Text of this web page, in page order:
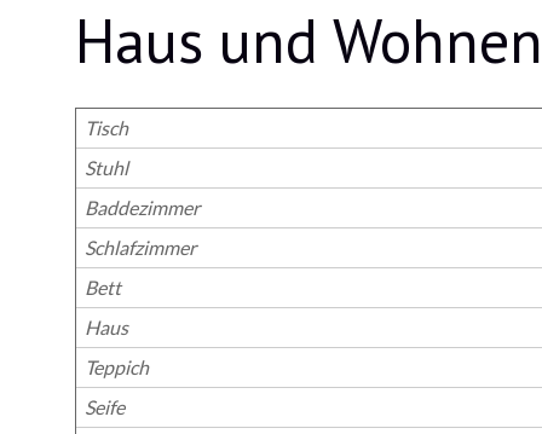
Haus und
Tisch
Stuhl
Baddezimmer
Schlafzimmer
Bett
Haus
Teppich
Seife